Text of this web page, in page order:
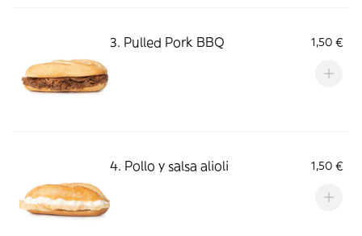
3. Pulled Pork BBQ 1,50 €
4. Pollo y salsa alioli 1,50 €